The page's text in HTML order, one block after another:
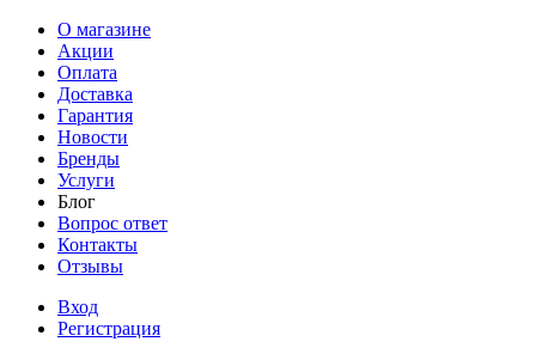
О магазине
Акции
Оплата
Доставка
Гарантия
Новости
Бренды
Услуги
Блог
Вопрос ответ
Контакты
Отзывы
Вход
Регистрация